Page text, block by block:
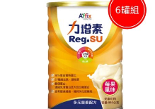
始
價
格：
NT$4,680。
前
價
格：
NT$3,550。